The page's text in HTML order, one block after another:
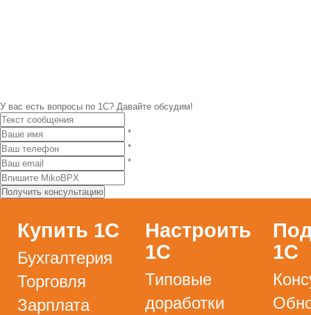
У вас есть вопросы по 1С? Давайте обсудим!
*
*
*
Купить 1С
Бухгалтерия
Торговля
Зарплата
Настроить
1С
Типовые
доработки
1С